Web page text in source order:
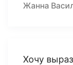
Жанна
Хочу